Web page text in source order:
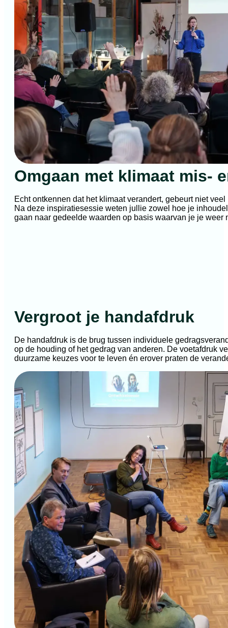
Omgaan met klimaat mis-
Echt ontkennen dat het klimaat verandert, gebeurt niet
Na deze inspiratiesessie weten jullie zowel hoe je
gaan naar gedeelde waarden op basis waarvan je je weer
Vergroot je handafdruk
De handafdruk is de brug tussen individuele
op de houding of het gedrag van anderen. De voetafdruk
duurzame keuzes voor te leven én erover praten de